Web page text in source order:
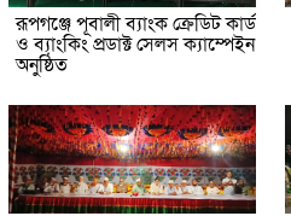
রূপগঞ্জে পূবালী ব্যাংক ক্রেডিট কার্ড
ও ব্যাংকিং প্রডাক্ট সেলস ক্যাম্পেইন
অনুষ্ঠিত